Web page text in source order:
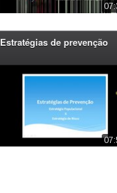
Estratégias de prevenção